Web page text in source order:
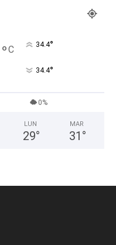
°C 34.4°
34.4°
0%
LUN
29°
MAR
31 °